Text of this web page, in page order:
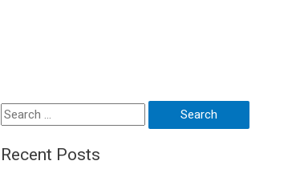
Search
for:
Recent Posts